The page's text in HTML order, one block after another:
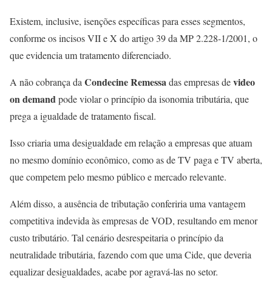
Existem, inclusive, isenções específicas para esses segmentos,
conforme os incisos VII e X do artigo 39 da MP 2.228-1/2001, o
que evidencia um tratamento diferenciado.
A não cobrança da Condecine Remessadas empresas devideo
on demandpode violar o princípio da isonomia tributária, que
prega a igualdade de tratamento fiscal.
Isso criaria uma desigualdade em relação a empresas que atuam
no mesmo domínio econômico, como as de TV paga e TV aberta,
que competem pelo mesmo público e mercado relevante.
Além disso, a ausência de tributação conferiria uma vantagem
competitiva indevida às empresas de VOD, resultando em menor
custo tributário. Tal cenário desrespeitaria o princípio da
neutralidade tributária, fazendo com que uma Cide, que deveria
equalizar desigualdades, acabe por agravá-las no setor.